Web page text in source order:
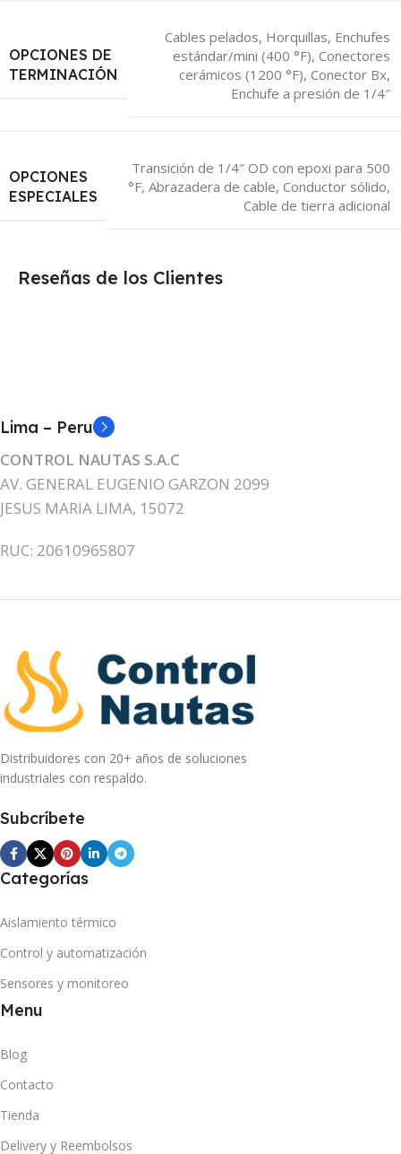
OPCIONES DE
TERMINACIÓN
Cables pelados, Horquillas, Enchufes
estándar/mini (400 °F), Conectores
cerámicos (1200 °F), Conector Bx,
Enchufe a presión de 1/4″
OPCIONES
ESPECIALES
Transición de 1/4″ OD con epoxi para 500
°F, Abrazadera de cable, Conductor sólido,
Cable de tierra adicional
Reseñas de los Clientes
Lima – Peru
CONTROL NAUTAS S.A.C
AV. GENERAL EUGENIO GARZON 2099
JESUS MARIA LIMA, 15072
RUC: 20610965807
Distribuidores con 20+ años de soluciones
industriales con respaldo.
Subcríbete
Categorías
Aislamiento térmico
Control y automatización
Sensores y monitoreo
Menu
Blog
Contacto
Tienda
Delivery y Reembolsos